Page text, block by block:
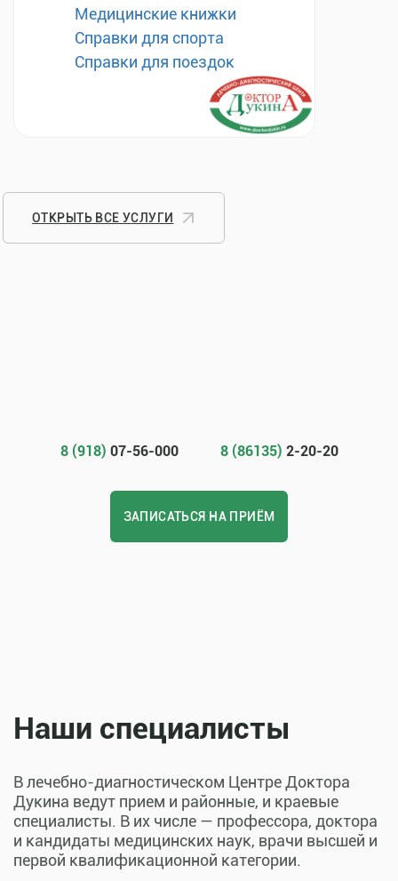
Медицинские книжки
Справки для спорта
Справки для поездок
ОТКРЫТЬ ВСЕ УСЛУГИ
8 (918) 07-56-000 8 (86135) 2-20-20
ЗАПИСАТЬСЯ НА ПРИЁМ
Наши специалисты
В лечебно-диагностическом Центре Доктора
Дукина ведут прием и районные, и краевые
специалисты. В их числе — профессора, доктора
и кандидаты медицинских наук, врачи высшей и
первой квалификационной категории.